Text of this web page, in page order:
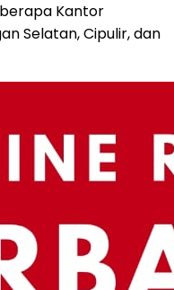
Kantor
Selatan, Cipulir, dan